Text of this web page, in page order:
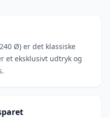
Ø) er det klassiske
et eksklusivt udtryk og